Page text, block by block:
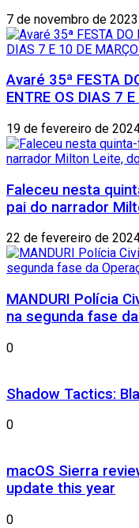
7 de novembro de 2023
Avaré 35ª FESTA
ENTRE OS DIAS 7
19 de fevereiro de
Faleceu nesta
pai do narrador
22 de fevereiro de
MANDURI Polícia
na segunda fase
0
Shadow Tactics:
0
macOS Sierra
update this year
0